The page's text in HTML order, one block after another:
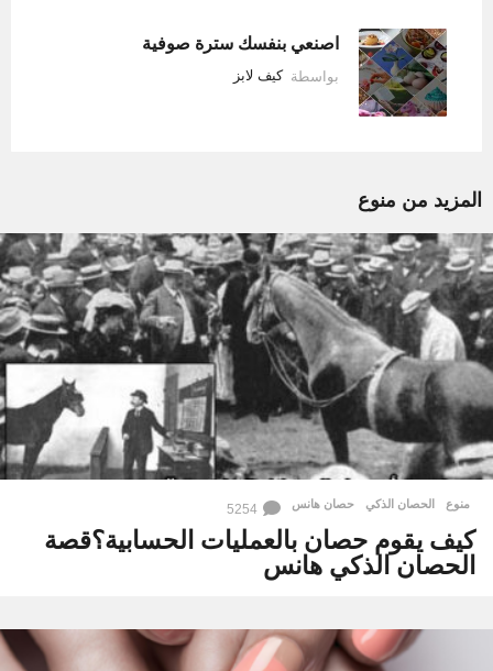
اصنعي بنفسك سترة صوفية
بواسطة كيف لابز
المزيد من منوع
منوع الحصان الذكي ,
حصان هانس 5254
كيف يقوم حصان بالعمليات الحسابية؟قصة
الحصان الذكي هانس